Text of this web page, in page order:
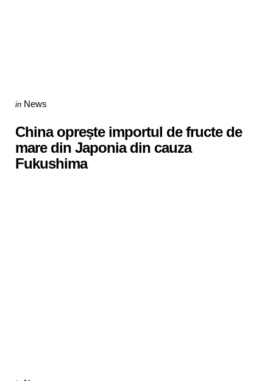
Categories
Posted
in News
China oprește importul de fructe de
mare din Japonia din cauza
Fukushima